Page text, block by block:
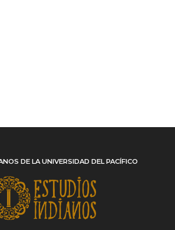
DE LA UNIVERSIDAD DEL PACÍFICO